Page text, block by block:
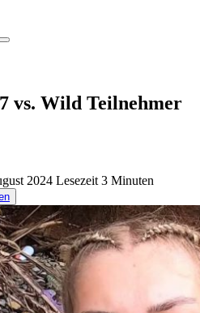
vs. Wild Teilnehmer
2024 Lesezeit 3 Minuten